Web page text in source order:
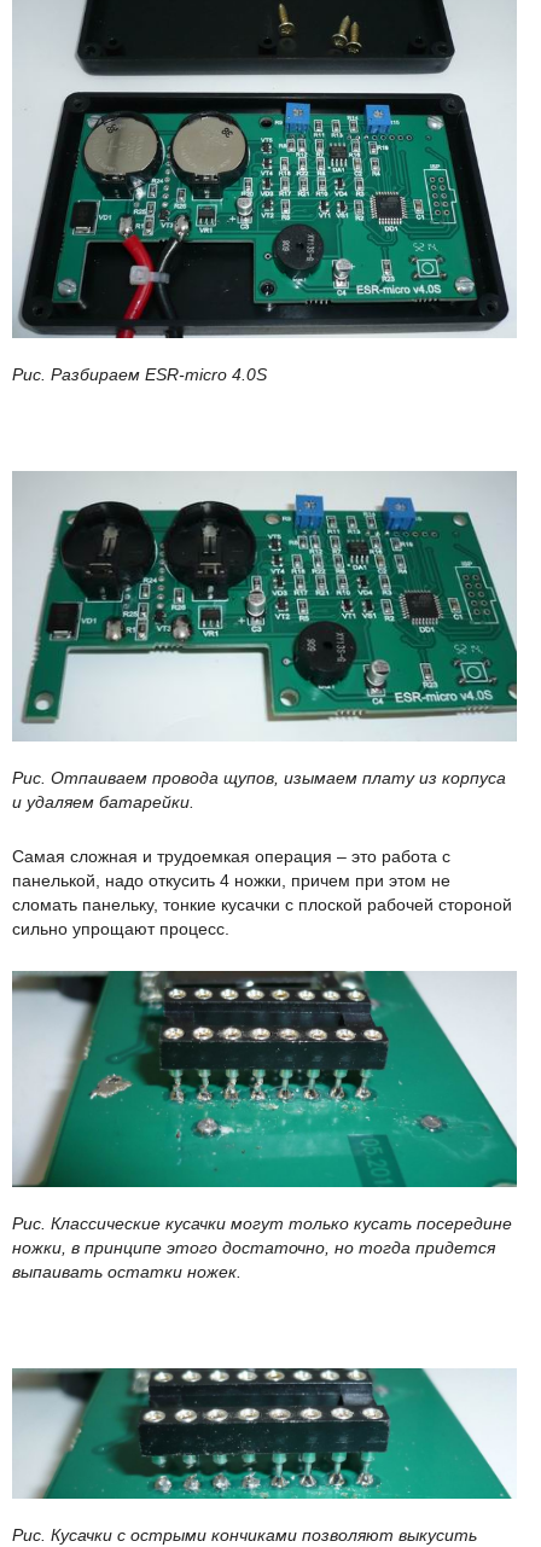
Рис. Разбираем ESR-micro 4.0S
Рис. Отпаиваем провода щупов, изымаем плату из корпуса
и удаляем батарейки.
Самая сложная и трудоемкая операция – это работа с
панелькой, надо откусить 4 ножки, причем при этом не
сломать панельку, тонкие кусачки с плоской рабочей стороной
сильно упрощают процесс.
Рис. Классические кусачки могут только кусать посередине
ножки, в принципе этого достаточно, но тогда придется
выпаивать остатки ножек.
Рис. Кусачки с острыми кончиками позволяют выкусить